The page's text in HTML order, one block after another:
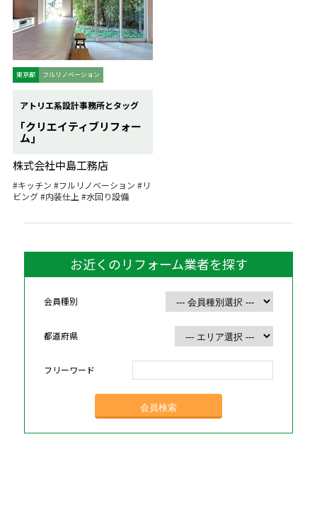
東京都 フルリノベーション
アトリエ系設計事務所とタッグ
｢クリエイティブリフォー
ム｣
株式会社中島工務店
#キッチン #フルリノベーション #リ
ビング#内装仕上 #水回り設備
お近くのリフォーム業者を探す
会員種別
都道府県
フリーワード